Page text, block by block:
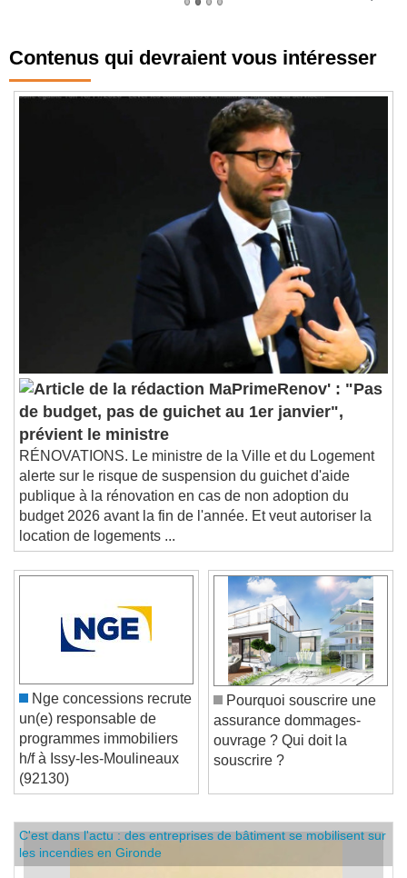
Contenus qui devraient vous intéresser
MaPrimeRenov' : "Pas
de budget, pas de guichet au 1er janvier",
prévient le ministre
RÉNOVATIONS. Le ministre de la Ville et du Logement
alerte sur le risque de suspension du guichet d'aide
publique à la rénovation en cas de non adoption du
budget 2026 avant la fin de l'année. Et veut autoriser la
location de logements ...
Nge concessions recrute
un(e) responsable de
programmes immobiliers
h/f à Issy-les-Moulineaux
(92130)
Pourquoi souscrire une
assurance dommages-
ouvrage ? Qui doit la
C'est dans l'actu : des entreprises de bâtiment se mobilisent sur
les incendies en Gironde